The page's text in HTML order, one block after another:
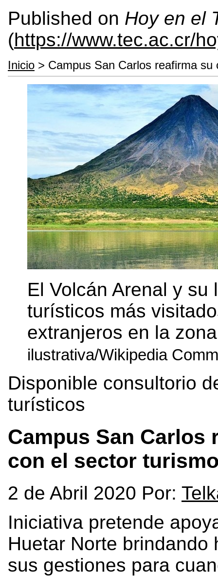
Published on Hoy en el
(https://www.tec.ac.cr/
Inicio > Campus San Carlos reafirma
El Volcán Arenal y
turísticos más
extranjeros en la
ilustrativa/Wikipedia
Disponible consultorio
turísticos
Campus San Carlos
con el sector
2 de Abril 2020 Por:
Iniciativa pretende
Huetar Norte brindando
sus gestiones para